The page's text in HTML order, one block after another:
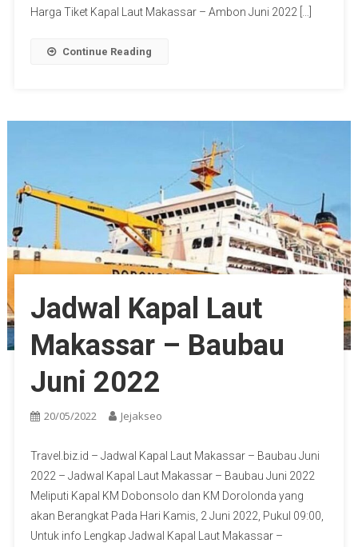
Harga Tiket Kapal Laut Makassar – Ambon Juni 2022 […]
Continue Reading
Jadwal Kapal Laut
Makassar – Baubau
Juni 2022
20/05/2022 Jejakseo
Travel.biz.id – Jadwal Kapal Laut Makassar – Baubau Juni
2022 – Jadwal Kapal Laut Makassar – Baubau Juni 2022
Meliputi Kapal KM Dobonsolo dan KM Dorolonda yang
akan Berangkat Pada Hari Kamis, 2 Juni 2022, Pukul 09:00,
Untuk info Lengkap Jadwal Kapal Laut Makassar –